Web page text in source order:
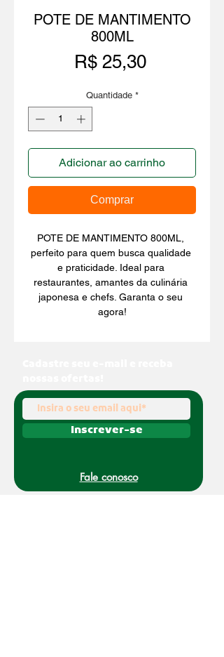
POTE DE MANTIMENTO
800ML
R$ 25,30Preço
Quantidade *
Adicionar ao carrinho
Comprar
POTE DE MANTIMENTO 800ML,
perfeito para quem busca qualidade
e praticidade. Ideal para
restaurantes, amantes da culinária
japonesa e chefs. Garanta o seu
agora!
Inscrever-se
Fale conosco